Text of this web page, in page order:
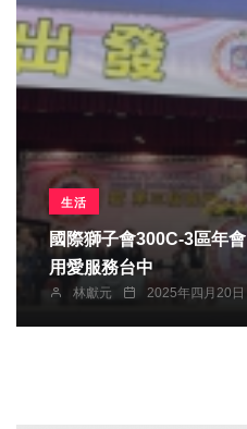
生活
國際獅子會300C-3區年會 台中市副市長黃國榮讚
用愛服務台中
林獻元 2025年四月20日